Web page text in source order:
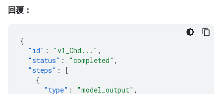
回覆：
{
"id" : "v1_Chd..." ,
"status" : "completed" ,
"steps" :
[
{
"type" : "model_output" ,